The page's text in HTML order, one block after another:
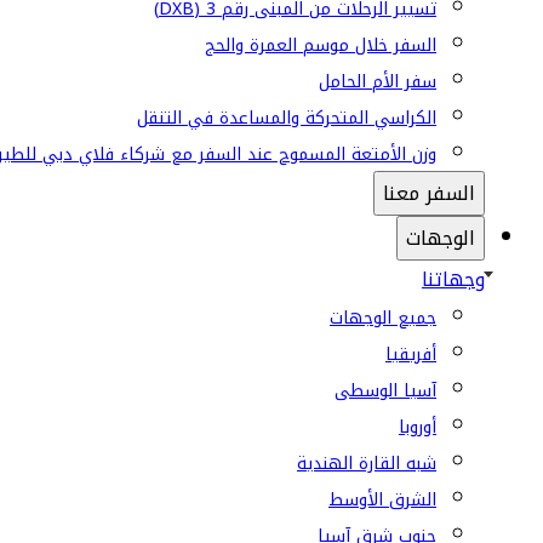
تسيير الرحلات من المبنى رقم 3 (DXB)
السفر خلال موسم العمرة والحج
سفر الأم الحامل
الكراسي المتحركة والمساعدة في التنقل
وزن الأمتعة المسموح عند السفر مع شركاء فلاي دبي
السفر معنا
الوجهات
وجهاتنا
جميع الوجهات
أفريقيا
آسيا الوسطى
أوروبا
شبه القارة الهندية
الشرق الأوسط
جنوب شرق آسيا